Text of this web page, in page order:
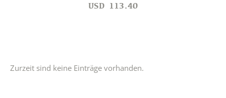
USD 113.40
Zurzeit sind keine Einträge vorhanden.